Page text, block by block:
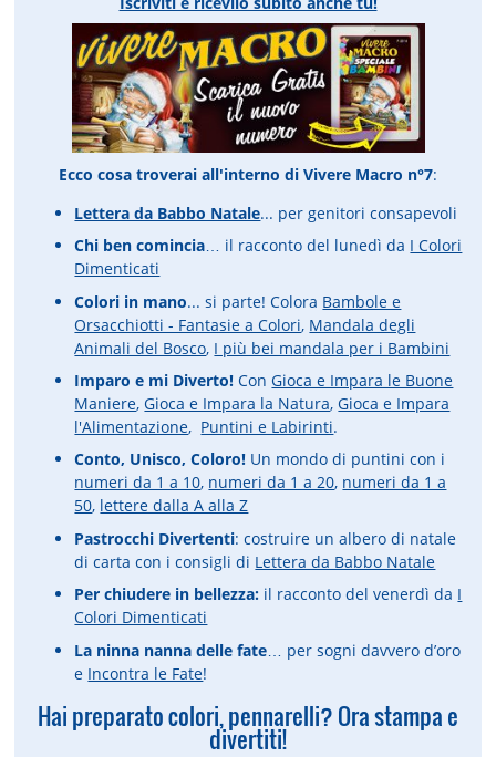
Ecco cosa troverai all'interno di Vivere Macro n°7:
Lettera da Babbo Natale... per genitori consapevoli
Chi ben comincia… il racconto del lunedì da I Colori
Dimenticati
Colori in mano... si parte! Colora Bambole e
Orsacchiotti - Fantasie a Colori, Mandala degli
Animali del Bosco, I più bei mandala per i Bambini
Imparo e mi Diverto! ConGioca e Impara le Buone
Maniere,Gioca e Impara la Natura,Gioca e Impara
l'Alimentazione, Puntini e Labirinti.
Conto, Unisco, Coloro! Un mondo di puntini con i
numeri da 1 a 10, numeri da 1 a 20, numeri da 1 a
50, lettere dalla A alla Z
Pastrocchi Divertenti: costruire un albero di natale
di carta con i consigli di Lettera da Babbo Natale
Per chiudere in bellezza: il racconto del venerdì da I
Colori Dimenticati
La ninna nanna delle fate … per sogni davvero d’oro
e Incontra le Fate!
Hai preparato colori, pennarelli? Ora stampa e
divertiti!